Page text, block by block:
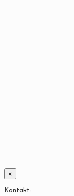
×
Kontakt: